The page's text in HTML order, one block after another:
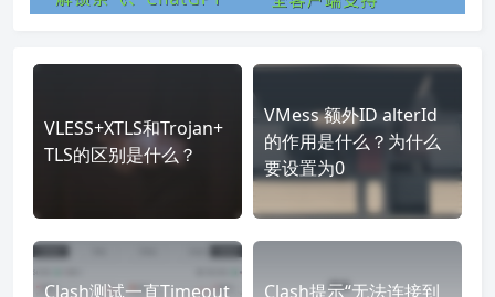
VLESS+XTLS和Trojan+
TLS的区别是什么？
VMess 额外ID alterId
的作用是什么？为什么
要设置为0
Clash测试一直Timeout
Clash提示“无法连接到